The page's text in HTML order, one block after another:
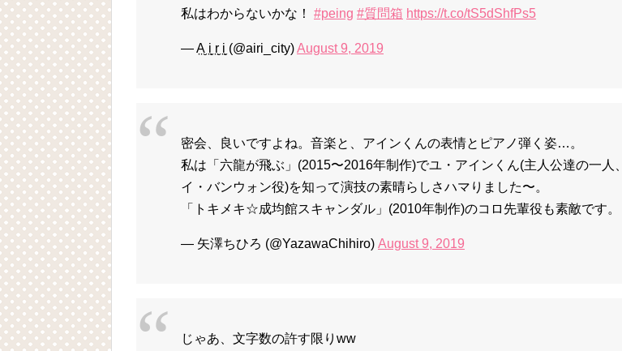
私はわからないかな！ #peing #質問箱 https://t.co/tS5dShfPs5
— A̤̮ i̤̮ r̤̮ i̤̮ (@airi_city)August 9, 2019
密会、良いですよね。音楽と、アインくんの表情とピアノ弾く姿…。
私は「六龍が飛ぶ」(2015〜2016年制作)でユ・アインくん(主人公達の一人、
イ・バンウォン役)を知って演技の素晴らしさハマりました〜。
「トキメキ☆成均館スキャンダル」(2010年制作)のコロ先輩役も素敵です。
— 矢澤ちひろ (@YazawaChihiro) August 9, 2019
じゃあ、文字数の許す限りww